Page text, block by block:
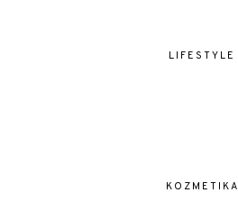
LIFESTYLE
KOZMETIKA